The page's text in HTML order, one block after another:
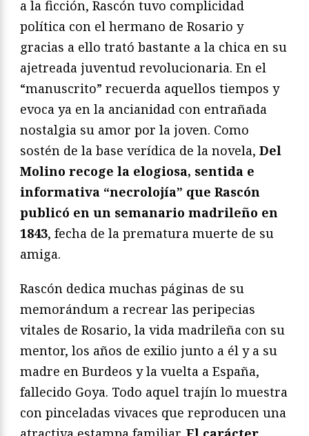
a la ficción, Rascón tuvo complicidad
política con el hermano de Rosario y
gracias a ello trató bastante a la chica en su
ajetreada juventud revolucionaria. En el
“manuscrito” recuerda aquellos tiempos y
evoca ya en la ancianidad con entrañada
nostalgia su amor por la joven. Como
sostén de la base verídica de la novela, Del
Molino recoge la elogiosa, sentida e
informativa “necrolojía” que Rascón
publicó en un semanario madrileño en
1843, fecha de la prematura muerte de su
amiga.
Rascón dedica muchas páginas de su
memorándum a recrear las peripecias
vitales de Rosario, la vida madrileña con su
mentor, los años de exilio junto a él y a su
madre en Burdeos y la vuelta a España,
fallecido Goya. Todo aquel trajín lo muestra
con pinceladas vivaces que reproducen una